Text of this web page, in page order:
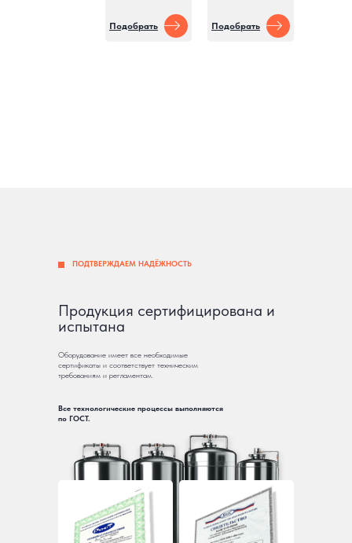
Подобрать
Подобрать
Продукция сертифицирована и
испытана
Оборудование имеет все необходимые
сертификаты и соответствует техническим
требованиям и регламентам.
Все технологические процессы выполняются
по ГОСТ.
ПОДТВЕРЖДАЕМ НАДЁЖНОСТЬ